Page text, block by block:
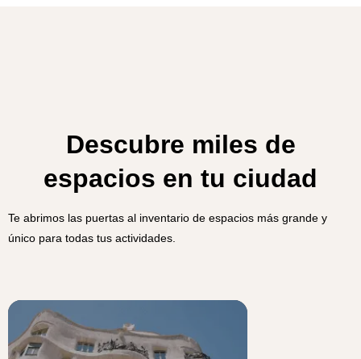
Descubre miles de
espacios en tu ciudad
Te abrimos las puertas al inventario de espacios más grande y
único para todas tus actividades.